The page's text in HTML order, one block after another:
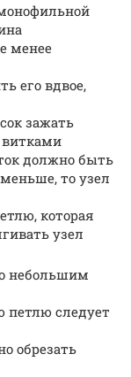
менее
его вдвое,
зажать
должно быть
то узел
которая
узел
небольшим
петлю следует
обрезать